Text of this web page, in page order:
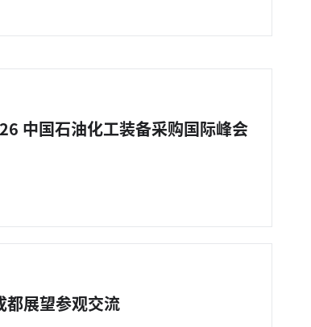
中国石油化工装备采购国际峰会
都展望参观交流